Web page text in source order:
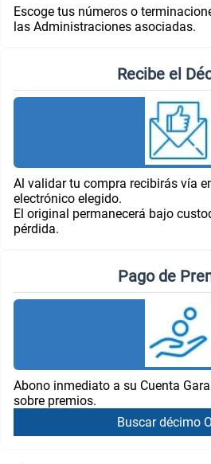
Escoge tus números o
las Administraciones asociadas.
Recibe el
Al validar tu compra recibirás vía
electrónico elegido.
El original permanecerá bajo
pérdida.
Pago de
Abono inmediato a su Cuenta
sobre premios.
Buscar décimo